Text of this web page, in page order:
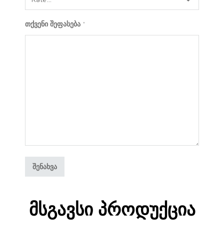
თქვენი შეფასება *
Მსგავსი Პროდუქცია